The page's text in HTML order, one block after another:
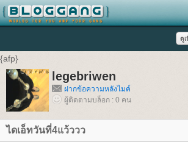
{afp}
legebriwen
ฝากข้อความหลังไมค์
ผู้ติดตามบล็อก : 0 คน
ไดเอ็ทวันที่4แว้ววว